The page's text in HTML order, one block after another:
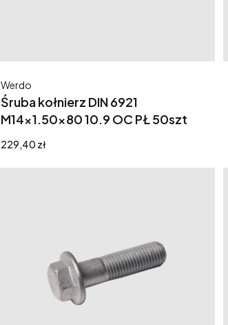
Śruba kołnierz DIN 6921
M14x1.50x80 10.9 OC PŁ 50szt
Producent
Werdo
Cena
229,40 zł